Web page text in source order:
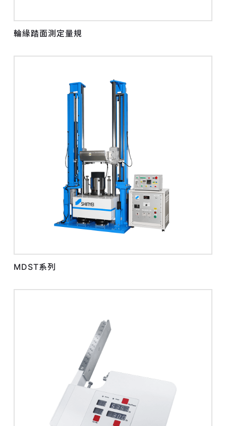
輪緣踏面測定量規
MDST系列